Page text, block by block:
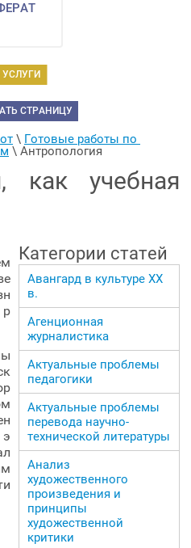
УСЛУГИ
СТРАНИЦУ
\ Готовые работы по
\ Антропология
как учебная
р
э
Категории статей
Авангард в культуре ХХ
в.
Агенционная
журналистика
Актуальные проблемы
педагогики
Актуальные проблемы
перевода научно-
технической литературы
Анализ
художественного
произведения и
принципы
художественной
критики